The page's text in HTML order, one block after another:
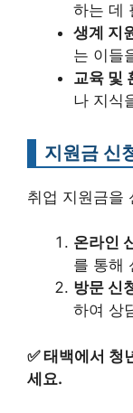
하는 데
생계 지
는 이들
교육 및
나 지식
지원금 신
취업 지원금을
온라인
를 통해
방문 신
하여 상
✅태백에서 청
세요.